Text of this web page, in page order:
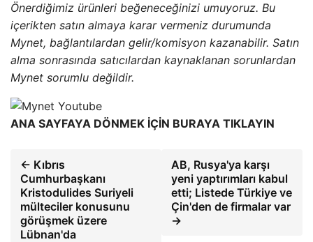
Önerdiğimiz ürünleri beğeneceğinizi umuyoruz. Bu
içerikten satın almaya karar vermeniz durumunda
Mynet, bağlantılardan gelir/komisyon kazanabilir. Satın
alma sonrasında satıcılardan kaynaklanan sorunlardan
Mynet sorumlu değildir.
ANA SAYFAYA DÖNMEK İÇİN BURAYA TIKLAYIN
← Kıbrıs
Cumhurbaşkanı
Kristodulides Suriyeli
mülteciler konusunu
görüşmek üzere
Lübnan'da
AB, Rusya'ya karşı
yeni yaptırımları kabul
etti; Listede Türkiye ve
Çin'den de firmalar var
→